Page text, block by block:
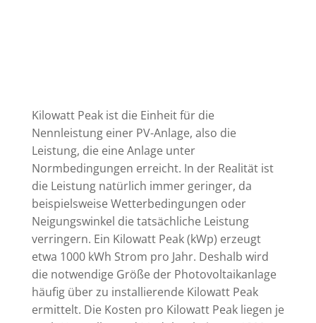
Kilowatt Peak ist die Einheit für die
Nennleistung einer PV-Anlage, also die
Leistung, die eine Anlage unter
Normbedingungen erreicht. In der Realität ist
die Leistung natürlich immer geringer, da
beispielsweise Wetterbedingungen oder
Neigungswinkel die tatsächliche Leistung
verringern. Ein Kilowatt Peak (kWp) erzeugt
etwa 1000 kWh Strom pro Jahr. Deshalb wird
die notwendige Größe der Photovoltaikanlage
häufig über zu installierende Kilowatt Peak
ermittelt. Die Kosten pro Kilowatt Peak liegen je